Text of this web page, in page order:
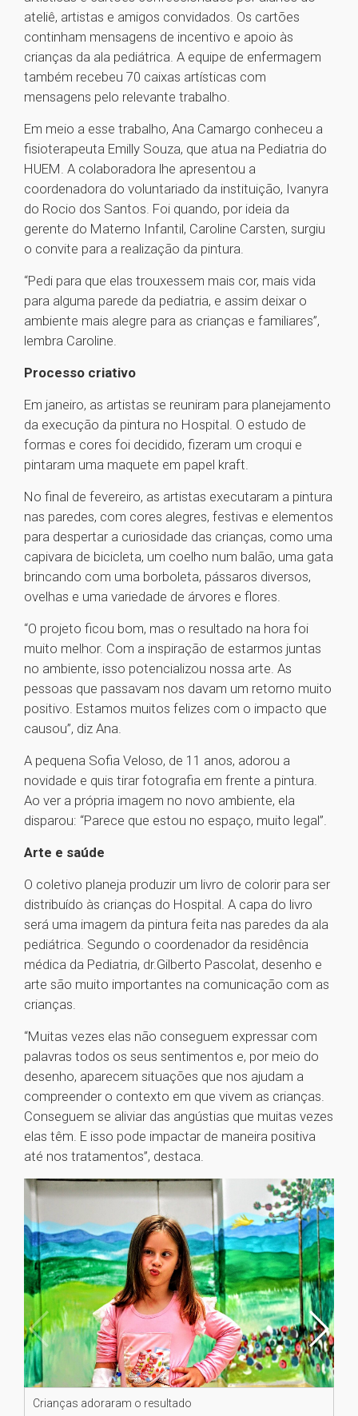
ateliê, artistas e amigos convidados. Os cartões
continham mensagens de incentivo e apoio às
crianças da ala pediátrica. A equipe de enfermagem
também recebeu 70 caixas artísticas com
mensagens pelo relevante trabalho.
Em meio a esse trabalho, Ana Camargo conheceu a
fisioterapeuta Emilly Souza, que atua na Pediatria do
HUEM. A colaboradora lhe apresentou a
coordenadora do voluntariado da instituição, Ivanyra
do Rocio dos Santos. Foi quando, por ideia da
gerente do Materno Infantil, Caroline Carsten, surgiu
o convite para a realização da pintura.
“Pedi para que elas trouxessem mais cor, mais vida
para alguma parede da pediatria, e assim deixar o
ambiente mais alegre para as crianças e familiares”,
lembra Caroline.
Processo criativo
Em janeiro, as artistas se reuniram para planejamento
da execução da pintura no Hospital. O estudo de
formas e cores foi decidido, fizeram um croqui e
pintaram uma maquete em papel kraft.
No final de fevereiro, as artistas executaram a pintura
nas paredes, com cores alegres, festivas e elementos
para despertar a curiosidade das crianças, como uma
capivara de bicicleta, um coelho num balão, uma gata
brincando com uma borboleta, pássaros diversos,
ovelhas e uma variedade de árvores e flores.
“O projeto ficou bom, mas o resultado na hora foi
muito melhor. Com a inspiração de estarmos juntas
no ambiente, isso potencializou nossa arte. As
pessoas que passavam nos davam um retorno muito
positivo. Estamos muitos felizes com o impacto que
causou”, diz Ana.
A pequena Sofia Veloso, de 11 anos, adorou a
novidade e quis tirar fotografia em frente a pintura.
Ao ver a própria imagem no novo ambiente, ela
disparou: “Parece que estou no espaço, muito legal”.
Arte e saúde
O coletivo planeja produzir um livro de colorir para ser
distribuído às crianças do Hospital. A capa do livro
será uma imagem da pintura feita nas paredes da ala
pediátrica. Segundo o coordenador da residência
médica da Pediatria, dr.Gilberto Pascolat, desenho e
arte são muito importantes na comunicação com as
crianças.
“Muitas vezes elas não conseguem expressar com
palavras todos os seus sentimentos e, por meio do
desenho, aparecem situações que nos ajudam a
compreender o contexto em que vivem as crianças.
Conseguem se aliviar das angústias que muitas vezes
elas têm. E isso pode impactar de maneira positiva
até nos tratamentos”, destaca.
Crianças adoraram o resultado